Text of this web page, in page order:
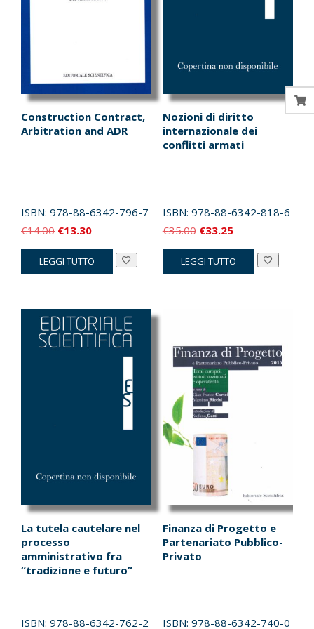
Construction Contract,
Arbitration and ADR
ISBN: 978-88-6342-796-7
€14.00 Il
prezzo
originale
€13.30Il
prezzo
attuale
LEGGI TUTTO
Nozioni di diritto
internazionale dei
conflitti armati
ISBN: 978-88-6342-818-6
€35.00 Il
prezzo
originale
€33.25Il
prezzo
attuale
LEGGI TUTTO
La tutela cautelare nel
processo
amministrativo fra
“tradizione e futuro”
ISBN: 978-88-6342-762-2
Finanza di Progetto e
Partenariato Pubblico-
Privato
ISBN: 978-88-6342-740-0